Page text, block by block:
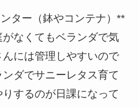
ター（鉢やコンテナ）**
なくてもベランダで気
には管理しやすいので
ダでサニーレタス育て
するのが日課になって